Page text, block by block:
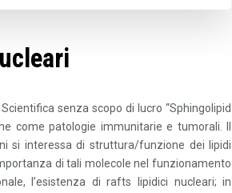
senza scopo di lucro “Sphingolipid
come patologie immunitarie e tumorali. Il
si interessa di struttura/funzione dei lipidi
di tali molecole nel funzionamento
l’esistenza di rafts lipidici nucleari; in